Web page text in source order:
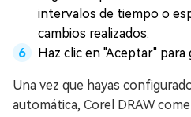
intervalos de tiempo o
cambios realizados.
Haz clic en "Aceptar" para
Una vez que hayas
automática, Corel DRAW